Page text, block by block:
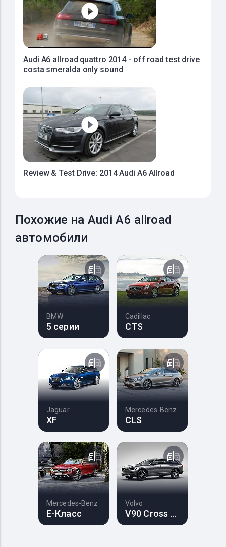
Audi A6 allroad quattro 2014 - off road test drive
costa smeralda only sound
Review & Test Drive: 2014 Audi A6 Allroad
Похожие на Audi A6 allroad
автомобили
BMW
5 серии
Cadillac
CTS
Jaguar
XF
Mercedes-Benz
CLS
Mercedes-Benz
E-Класс
Volvo
V90 Cross Country